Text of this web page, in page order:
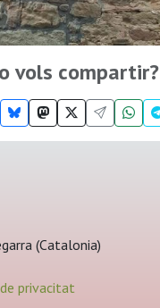
vols compartir?
(Catalonia)
privacitat